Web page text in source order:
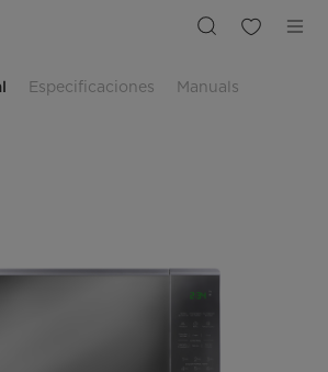
Especificaciones Manuals